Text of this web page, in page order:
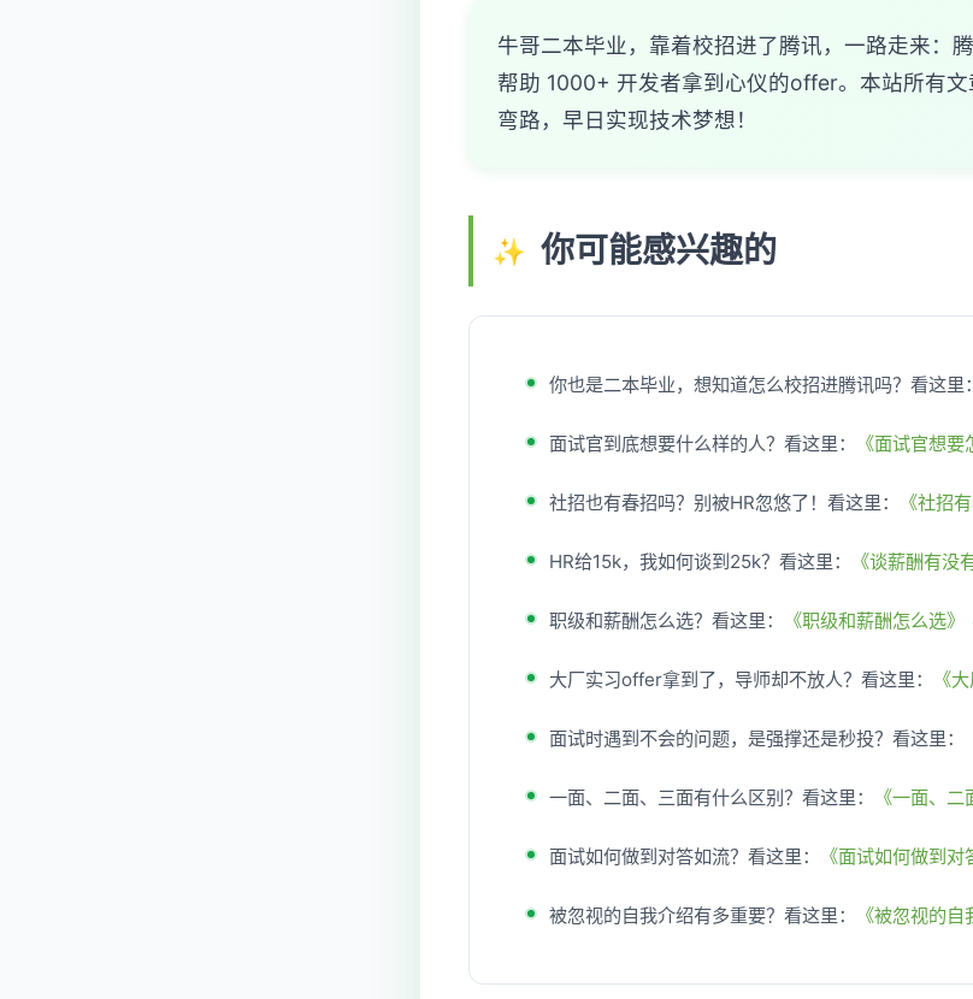
牛哥二本毕业，靠着校招进了腾讯，一路走来
帮助 1000+ 开发者拿到心仪的offer。本站所有
弯路，早日实现技术梦想！
你可能感兴趣的
你也是二本毕业，想知道怎么校招进腾讯吗？看这里：
面试官到底想要什么样的人？看这里： 《面试官想要
社招也有春招吗？别被HR忽悠了！看这里： 《社招
HR给15k，我如何谈到25k？看这里： 《谈薪酬有没
职级和薪酬怎么选？看这里： 《职级和薪酬怎么选》
大厂实习offer拿到了，导师却不放人？看这里： 《
面试时遇到不会的问题，是强撑还是秒投？看这里：
一面、二面、三面有什么区别？看这里： 《一面、
面试如何做到对答如流？看这里： 《面试如何做到对
被忽视的自我介绍有多重要？看这里： 《被忽视的自